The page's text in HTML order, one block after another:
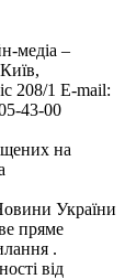
медіа –
208/1 E-mail:
43-00
на
України
пряме
.
від